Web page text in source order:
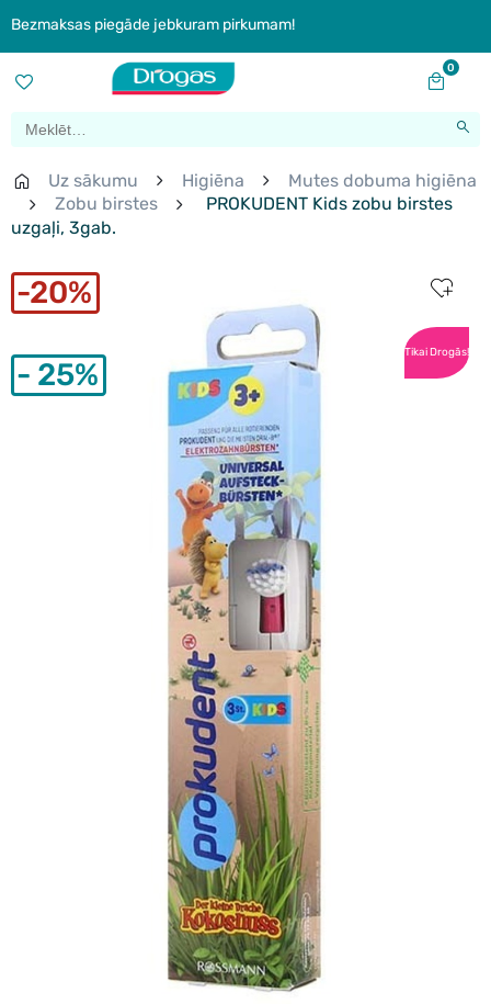
Bezmaksas piegāde jebkuram pirkumam!
0
Uz sākumu Higiēna
Mutes dobuma higiēna
Zobu birstes
PROKUDENT Kids zobu birstes
uzgaļi, 3gab.
20%
25%
Tikai Drogās!